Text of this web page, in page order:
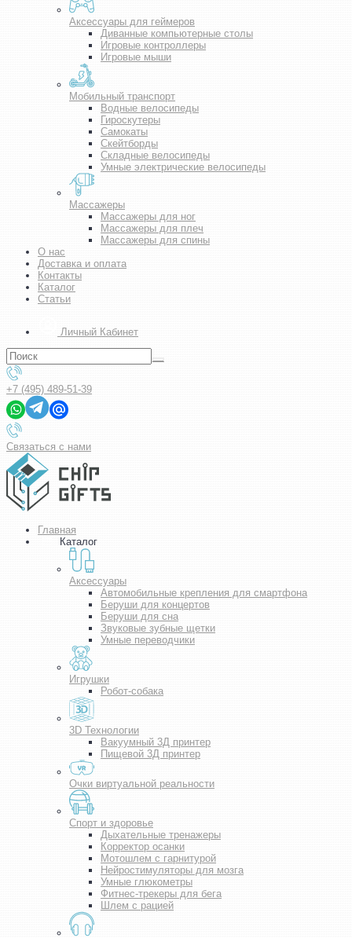
Аксессуары для геймеров
Диванные компьютерные столы
Игровые контроллеры
Игровые мыши
Мобильный транспорт
Водные велосипеды
Гироскутеры
Самокаты
Скейтборды
Складные велосипеды
Умные электрические велосипеды
Массажеры
Массажеры для ног
Массажеры для плеч
Массажеры для спины
О нас
Доставка и оплата
Контакты
Каталог
Статьи
Личный Кабинет
+7 (495) 489-51-39
Связаться с нами
Главная
Каталог
Аксессуары
Автомобильные крепления для смартфона
Беруши для концертов
Беруши для сна
Звуковые зубные щетки
Умные переводчики
Игрушки
Робот-собака
3D Технологии
Вакуумный 3Д принтер
Пищевой 3Д принтер
Очки виртуальной реальности
Спорт и здоровье
Дыхательные тренажеры
Корректор осанки
Мотошлем с гарнитурой
Нейростимуляторы для мозга
Умные глюкометры
Фитнес-трекеры для бега
Шлем с рацией